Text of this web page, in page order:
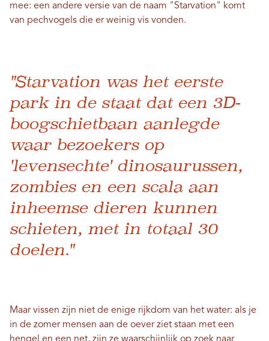
mee: een andere versie van de naam "Starvation" komt
van pechvogels die er weinig vis vonden.
"Starvation was het eerste
park in de staat dat een 3D-
boogschietbaan aanlegde
waar bezoekers op
'levensechte' dinosaurussen,
zombies en een scala aan
inheemse dieren kunnen
schieten, met in totaal 30
doelen."
Maar vissen zijn niet de enige rijkdom van het water: als je
in de zomer mensen aan de oever ziet staan ​​met een
hengel en een net, zijn ze waarschijnlijk op zoek naar